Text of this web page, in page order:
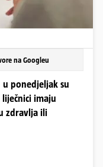
na Googleu
u ponedjeljak su
imaju
zdravlja ili